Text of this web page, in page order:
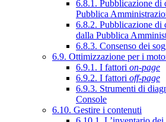
6.8.1. Pubblicazione di
Pubblica
6.8.2. Pubblicazione di
dalla Pubblica
6.8.3. Consenso dei
6.9. Ottimizzazione per i
6.9.1. I fattori on-page
6.9.2. I fattori off-page
6.9.3. Strumenti di
Console
6.10. Gestire i contenuti